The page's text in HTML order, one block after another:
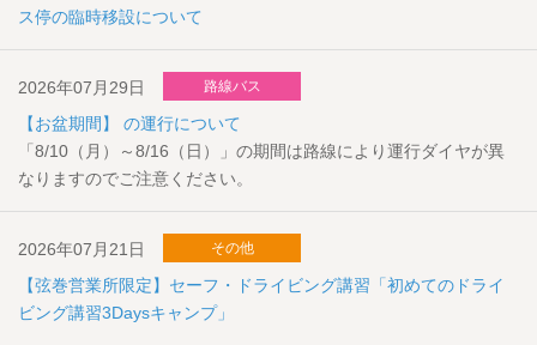
ス停の臨時移設について
2026年07月29日 路線バス
【お盆期間】 の運行について
「8/10（月）～8/16（日）」の期間は路線により運行ダイヤが異
なりますのでご注意ください。
2026年07月21日 その他
【弦巻営業所限定】セーフ・ドライビング講習「初めてのドライ
ビング講習3Daysキャンプ」